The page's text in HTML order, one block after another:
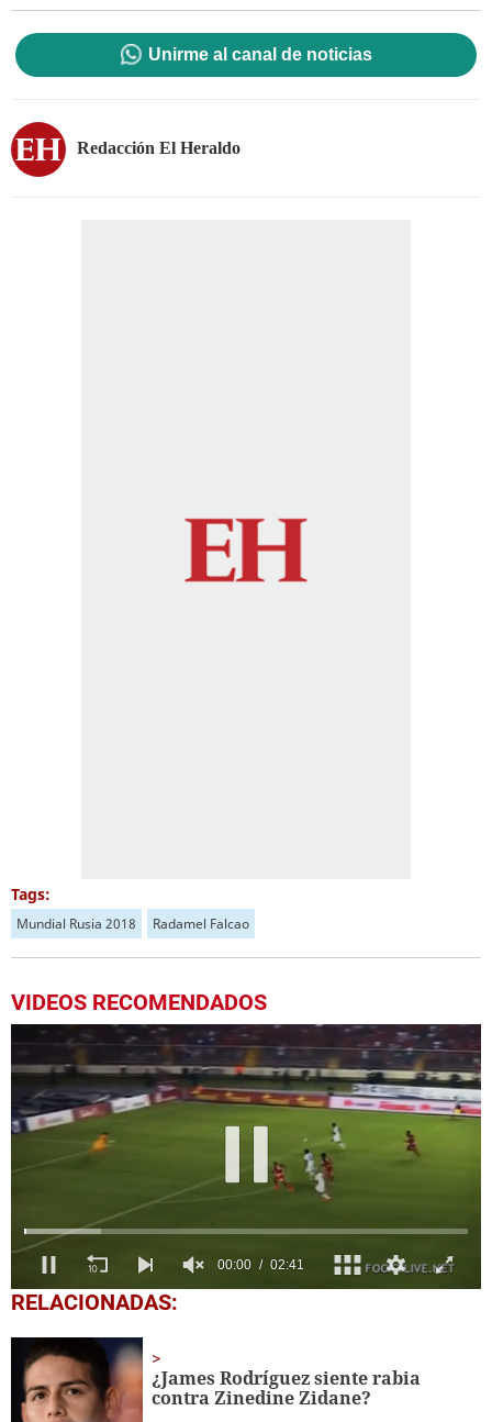
Unirme al canal de noticias
Redacción El Heraldo
Tags:
Mundial Rusia 2018 Radamel Falcao
VIDEOS RECOMENDADOS
0
seconds
minutes,
41
seconds
RELACIONADAS:
¿James Rodríguez siente rabia
contra Zinedine Zidane?